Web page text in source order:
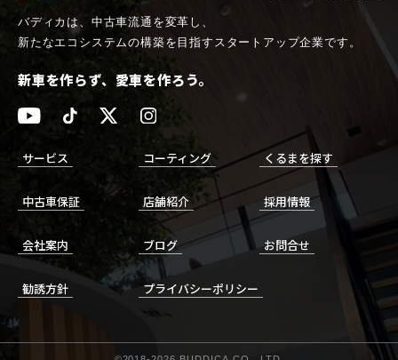
バディカは、中古車流通を変革し、
新たなエコシステムの構築を目指すスタートアップ企業です。
新車を作らず、愛車を作ろう。
サービス コーティング くるまを探す
中古車保証 店舗紹介 採用情報
会社案内 ブログ お問合せ
勧誘方針 プライバシーポリシー